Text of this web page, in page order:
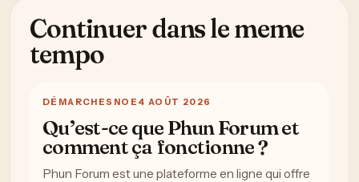
Continuer dans le meme
tempo
DÉMARCHES NOE 4 AOÛT 2026
Qu’est-ce que Phun Forum et
comment ça fonctionne ?
Phun Forum est une plateforme en ligne qui offre